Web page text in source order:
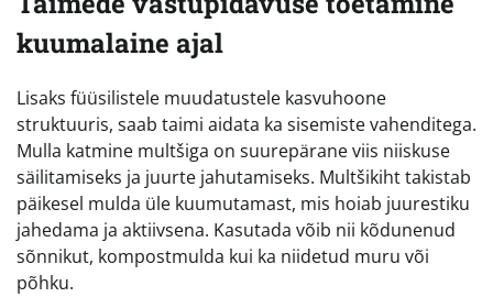
kuumalaine ajal
Lisaks füüsilistele muudatustele kasvuhoone
struktuuris, saab taimi aidata ka sisemiste vahenditega.
Mulla katmine multšiga on suurepärane viis niiskuse
säilitamiseks ja juurte jahutamiseks. Multšikiht takistab
päikesel mulda üle kuumutamast, mis hoiab juurestiku
jahedama ja aktiivsena. Kasutada võib nii kõdunenud
sõnnikut, kompostmulda kui ka niidetud muru või
põhku.